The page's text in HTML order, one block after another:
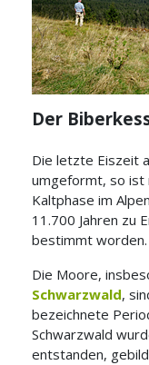
Der
Die letzte Eiszeit
umgeformt, so ist
Kaltphase im
11.700 Jahren zu
bestimmt worden.
Die Moore,
Schwarzwald,
bezeichnete
Schwarzwald
entstanden,